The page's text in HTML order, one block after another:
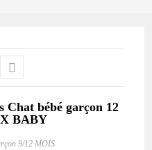
9/12 MOIS